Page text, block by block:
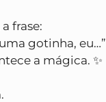
frase:
gotinha, eu…”
a mágica. ✨